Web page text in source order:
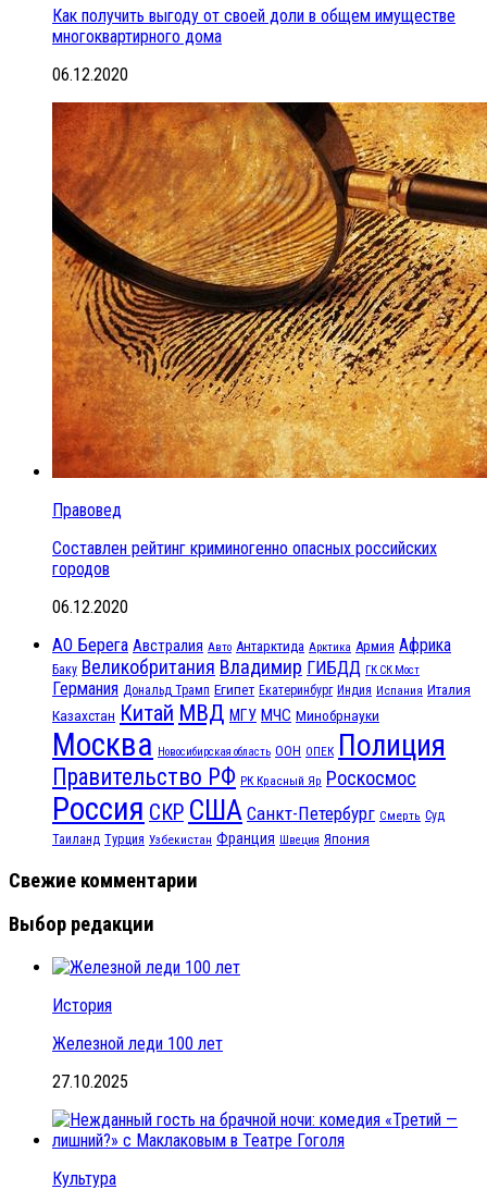
Как получить выгоду от своей доли в общем имуществе
многоквартирного дома
06.12.2020
Правовед
Составлен рейтинг криминогенно опасных российских
городов
06.12.2020
АО Берега Австралия Авто Антарктида Арктика Армия Африка
Баку Великобритания Владимир ГИБДД ГК СК Мост
Германия Дональд Трамп Египет Екатеринбург Индия Испания Италия
Казахстан Китай МВД МГУ МЧС Минобрнауки
Москва Новосибирская область ООН ОПЕК Полиция
Правительство РФ РК Красный Яр Роскосмос
Россия СКР США Санкт-Петербург Смерть Суд
Таиланд Турция Узбекистан Франция Швеция Япония
Свежие комментарии
Выбор редакции
История
Железной леди 100 лет
27.10.2025
Культура